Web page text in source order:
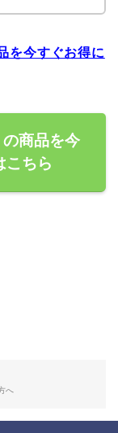
を今すぐお得に
商品を今
こちら
へ